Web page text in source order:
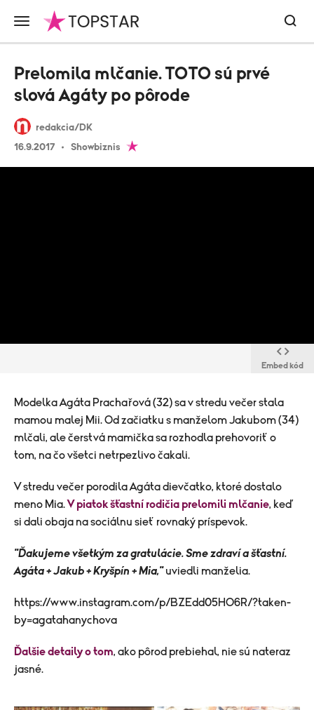
redakcia/DK
16.9.2017
Showbiznis
Prelomila mlčanie. TOTO sú prvé
slová Agáty po pôrode
Embed kód
Modelka Agáta Prachařová (32) sa v stredu večer stala
mamou malej Mii. Od začiatku s manželom Jakubom (34)
mlčali, ale čerstvá mamička sa rozhodla prehovoriť o
tom, na čo všetci netrpezlivo čakali.
V stredu večer porodila Agáta dievčatko, ktoré dostalo
meno Mia.V piatok šťastní rodičia prelomili mlčanie, keď
si dali obaja na sociálnu sieť rovnaký príspevok.
"Ďakujeme všetkým za gratulácie. Sme zdraví a šťastní.
Agáta + Jakub + Kryšpín + Mia,"uviedli manželia.
https://www.instagram.com/p/BZEdd05HO6R/?taken-
by=agatahanychova
Ďalšie detaily o tom, ako pôrod prebiehal, nie sú nateraz
jasné.